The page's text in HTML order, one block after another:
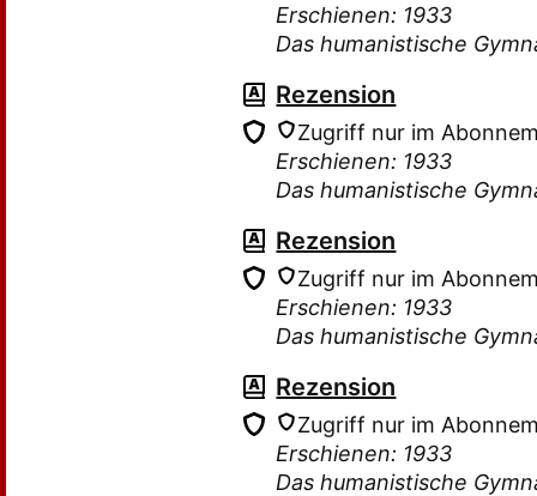
Erschienen: 1933
Das humanistische
Rezension
Zugriff nur im
Erschienen: 1933
Das humanistische
Rezension
Zugriff nur im
Erschienen: 1933
Das humanistische
Rezension
Zugriff nur im
Erschienen: 1933
Das humanistische